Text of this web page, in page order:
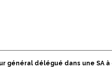
général délégué dans une SA à